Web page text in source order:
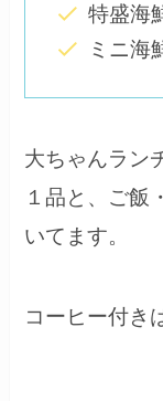
特盛海
ミニ
大ちゃんラン
１品と、ご飯
いてます。
コーヒー付き